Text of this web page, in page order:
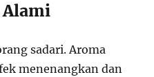
Alami
sadari. Aroma
menenangkan dan